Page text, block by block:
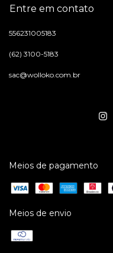
Entre em contato
556231005183
(62) 3100-5183
sac@wolloko.com.br
Meios de pagamento
Meios de envio